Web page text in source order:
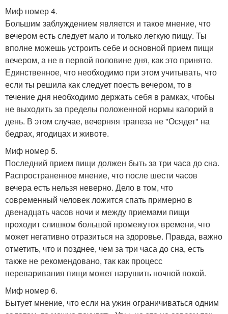
Миф номер 4.
Большим заблуждением является и такое мнение, что
вечером есть следует мало и только легкую пищу. Ты
вполне можешь устроить себе и основной прием пищи
вечером, а не в первой половине дня, как это принято.
Единственное, что необходимо при этом учитывать, что
если ты решила как следует поесть вечером, то в
течение дня необходимо держать себя в рамках, чтобы
не выходить за пределы положенной нормы калорий в
день. В этом случае, вечерняя трапеза не "Осядет" на
бедрах, ягодицах и животе.
Миф номер 5.
Последний прием пищи должен быть за три часа до сна.
Распространенное мнение, что после шести часов
вечера есть нельзя неверно. Дело в том, что
современный человек ложится спать примерно в
двенадцать часов ночи и между приемами пищи
проходит слишком большой промежуток времени, что
может негативно отразиться на здоровье. Правда, важно
отметить, что и позднее, чем за три часа до сна, есть
также не рекомендовано, так как процесс
переваривания пищи может нарушить ночной покой.
Миф номер 6.
Бытует мнение, что если на ужин ограничиваться одним